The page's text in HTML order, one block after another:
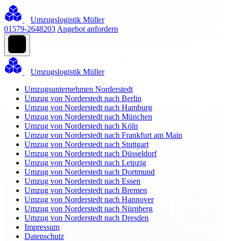
Umzugslogistik Müller
01579-2648203 Angebot anfordern
Umzugslogistik Müller
Umzugsunternehmen Norderstedt
Umzug von Norderstedt nach Berlin
Umzug von Norderstedt nach Hamburg
Umzug von Norderstedt nach München
Umzug von Norderstedt nach Köln
Umzug von Norderstedt nach Frankfurt am Main
Umzug von Norderstedt nach Stuttgart
Umzug von Norderstedt nach Düsseldorf
Umzug von Norderstedt nach Leipzig
Umzug von Norderstedt nach Dortmund
Umzug von Norderstedt nach Essen
Umzug von Norderstedt nach Bremen
Umzug von Norderstedt nach Hannover
Umzug von Norderstedt nach Nürnberg
Umzug von Norderstedt nach Dresden
Impressum
Datenschutz